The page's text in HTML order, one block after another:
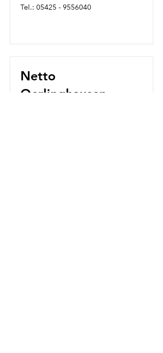
Tel.: 05425 - 9556040
Netto
Oerlinghausen